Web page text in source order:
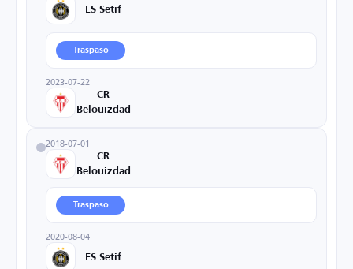
ES Setif
Traspaso
2023-07-22
CR
Belouizdad
2018-07-01
CR
Belouizdad
Traspaso
2020-08-04
ES Setif